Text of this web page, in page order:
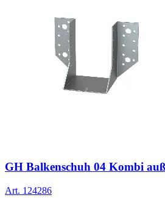
GH Balkenschuh 04 Kombi
Art. 124286